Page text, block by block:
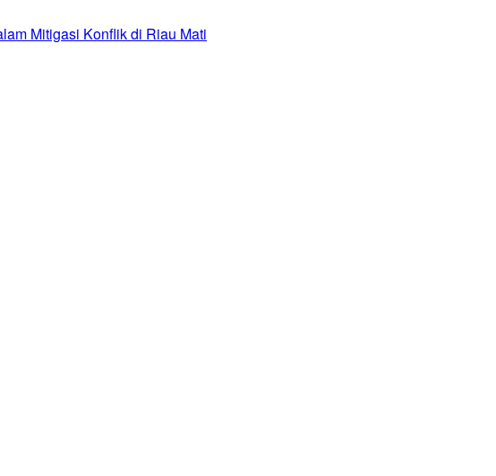
Mitigasi Konflik di Riau Mati